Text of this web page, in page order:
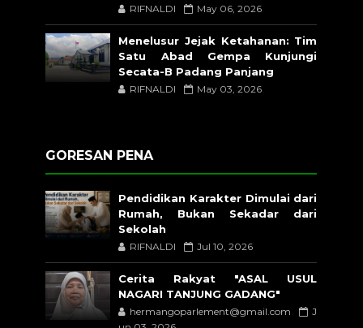
RIFNALDI May 06, 2026
Menelusur Jejak Ketahanan: Tim
Satu Abad Gempa Kunjungi
Secata-B Padang Panjang
RIFNALDI May 03, 2026
GORESAN PENA
Pendidikan Karakter Dimulai dari
Rumah, Bukan Sekadar dari
Sekolah
RIFNALDI Jul 10, 2026
Cerita Rakyat "ASAL USUL
NAGARI TANJUNG GADANG"
hermangoparlement@gmail.com
J